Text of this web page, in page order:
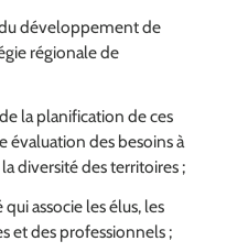
développement de
régionale de
la planification de ces
évaluation des besoins à
diversité des territoires ;
associe les élus, les
et des professionnels ;